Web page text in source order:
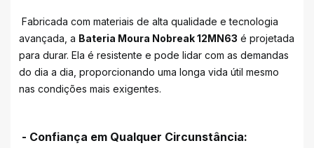
Fabricada com materiais de alta qualidade e tecnologia
avançada, a Bateria Moura Nobreak 12MN63 é projetada
para durar. Ela é resistente e pode lidar com as demandas
do dia a dia, proporcionando uma longa vida útil mesmo
nas condições mais exigentes.
- Confiança em Qualquer Circunstância: